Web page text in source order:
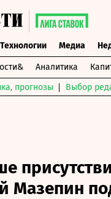
Технологии Медиа
Аналитика
прогнозы Выбор